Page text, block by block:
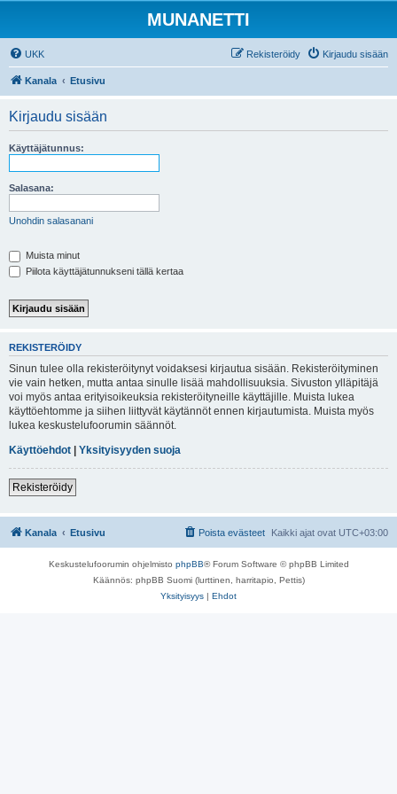
MUNANETTI
UKK Kirjaudu sisään
Rekisteröidy
Kanala Etusivu
Kirjaudu sisään
Käyttäjätunnus:
Salasana:
Unohdin salasanani
Muista minut
Piilota käyttäjätunnukseni tällä kertaa
REKISTERÖIDY
Sinun tulee olla rekisteröitynyt voidaksesi kirjautua sisään. Rekisteröityminen
vie vain hetken, mutta antaa sinulle lisää mahdollisuuksia. Sivuston ylläpitäjä
voi myös antaa erityisoikeuksia rekisteröityneille käyttäjille. Muista lukea
käyttöehtomme ja siihen liittyvät käytännöt ennen kirjautumista. Muista myös
lukea keskustelufoorumin säännöt.
Käyttöehdot | Yksityisyyden suoja
Rekisteröidy
Kanala Etusivu Kaikki ajat ovat UTC+03:00
Poista evästeet
Keskustelufoorumin ohjelmisto phpBB® Forum Software © phpBB Limited
Käännös: phpBB Suomi (lurttinen, harritapio, Pettis)
Yksityisyys | Ehdot